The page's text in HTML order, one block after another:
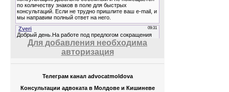
Для добавления необходима
авторизация
Телеграм канал advocatmoldova
Консультации адвоката в Молдове и Кишиневе